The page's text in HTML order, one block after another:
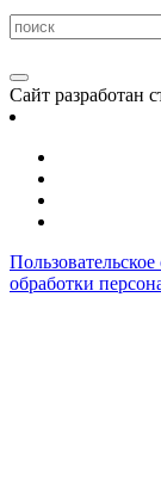
Сайт разработан
обработки